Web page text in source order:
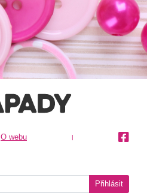
O webu |
Přihlásit